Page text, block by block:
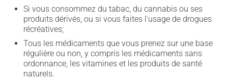
Si vous consommez du tabac, du cannabis ou ses
produits dérivés, ou si vous faites l'usage de drogues
récréatives;
Tous les médicaments que vous prenez sur une base
régulière ou non, y compris les médicaments sans
ordonnance, les vitamines et les produits de santé
naturels.